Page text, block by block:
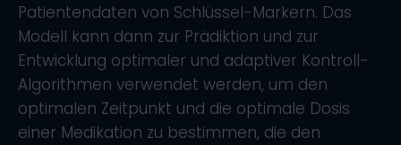
Patientendaten von Schlüssel-Markern. Das
Modell kann dann zur Prädiktion und zur
Entwicklung optimaler und adaptiver Kontroll-
Algorithmen verwendet werden, um den
optimalen Zeitpunkt und die optimale Dosis
einer Medikation zu bestimmen, die den